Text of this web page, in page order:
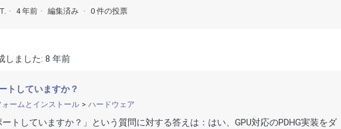
4 年前 編集済み 0 件の投票
しました: 8 年前
トしていますか？
ォームとインストール ハードウェア
ートしていますか？」という質問に対する答えは：はい、GPU対応のPDHG実装をダ